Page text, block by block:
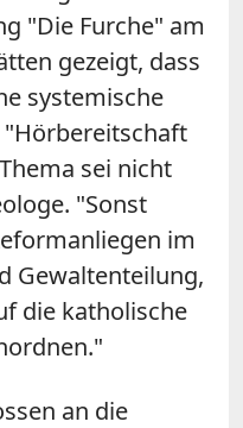
"Die Furche" am
gezeigt, dass
systemische
"Hörbereitschaft
sei nicht
"Sonst
im
Gewaltenteilung,
die katholische
an die